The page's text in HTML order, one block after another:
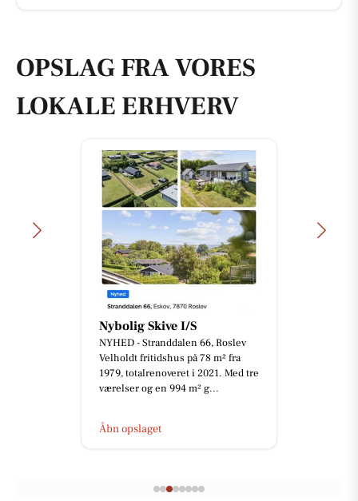
OPSLAG FRA VORES
LOKALE ERHVERV
Autocentralen Skive
📢 GIVES VÆK! Vi har en bunke
ringbind, som kan afhentes gratis
hos Autocentralen Skive. Først til
mølle – de gives væk i d...
Åbn opslaget